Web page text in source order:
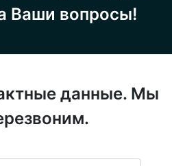
Ваши вопросы!
данные. Мы